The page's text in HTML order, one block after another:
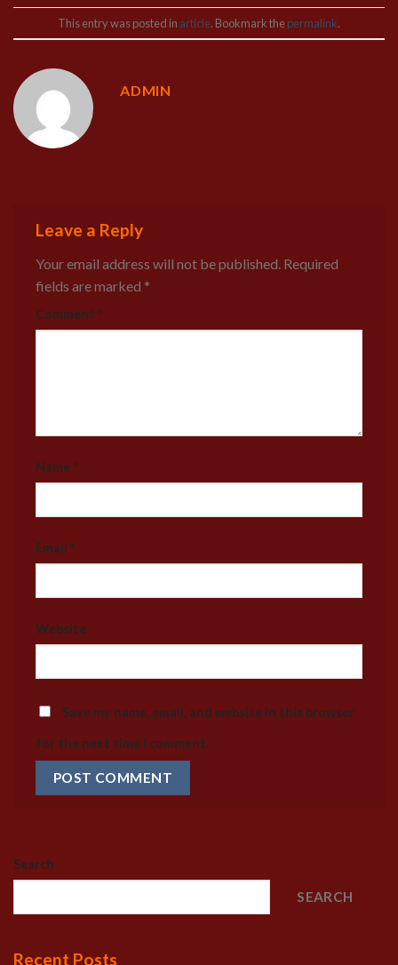
This entry was posted in article. Bookmark thepermalink.
ADMIN
Leave a Reply
Your email address will not be published. Required
fields are marked *
Comment *
Name*
Email *
Website
Save my name, email, and website in this browser
for the next time I comment.
Search
SEARCH
Recent Posts